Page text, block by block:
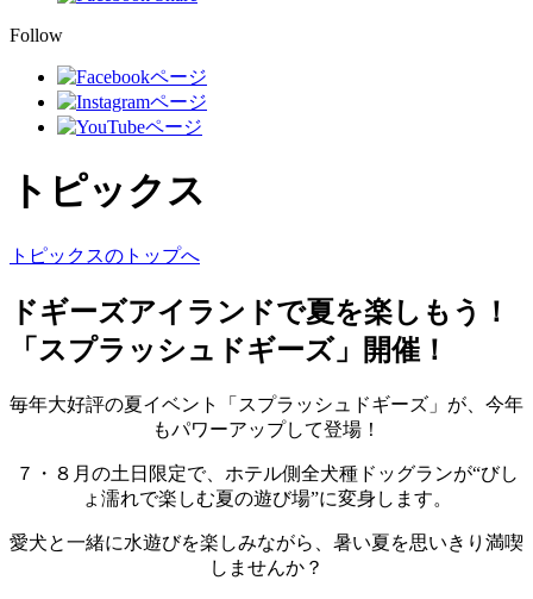
Follow
トピックス
トピックスのトップへ
ドギーズアイランドで夏を楽しもう！
「スプラッシュドギーズ」開催！
毎年大好評の夏イベント「スプラッシュドギーズ」が、今年
もパワーアップして登場！
７・８月の土日限定で、ホテル側全犬種ドッグランが“びし
ょ濡れで楽しむ夏の遊び場”に変身します。
愛犬と一緒に水遊びを楽しみながら、暑い夏を思いきり満喫
しませんか？